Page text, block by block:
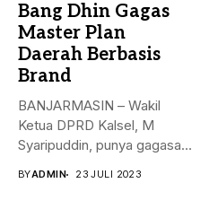
Bang Dhin Gagas
Master Plan
Daerah Berbasis
Brand
BANJARMASIN – Wakil
Ketua DPRD Kalsel, M
Syaripuddin, punya gagasan
BYADMIN 23 JULI 2023